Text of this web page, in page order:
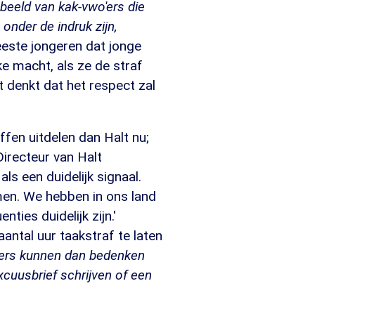
van kak-vwo'ers die
de indruk zijn,
jongeren dat jonge
macht, als ze de straf
denkt dat het respect zal
uitdelen dan Halt nu;
van Halt
een duidelijk signaal.
We hebben in ons land
duidelijk zijn.'
uur taakstraf te laten
kunnen dan bedenken
schrijven of een